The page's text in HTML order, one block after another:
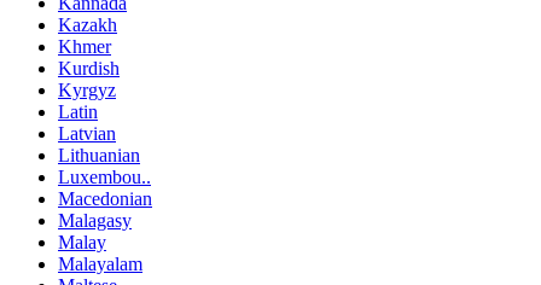
Kazakh
Khmer
Kurdish
Kyrgyz
Latin
Latvian
Lithuanian
Luxembou..
Macedonian
Malagasy
Malay
Malayalam